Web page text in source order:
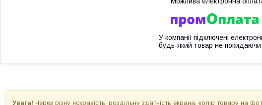
У компанії підключені
будь-який товар не покидаючи
Увага! Через різну яскравість, роздільну здатність екрана, колір товару на